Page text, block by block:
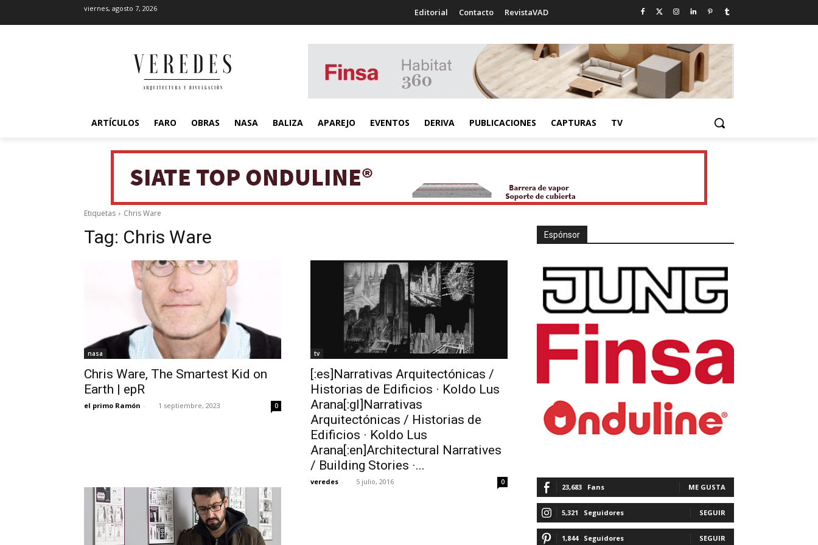
viernes, agosto 7, 2026 Editorial Contacto RevistaVAD
ARTÍCULOS FARO OBRAS NASA BALIZA APAREJO EVENTOS DERIVA PUBLICACIONES CAPTURAS TV
Etiquetas Chris Ware
Tag: Chris Ware
nasa
Chris Ware, The Smartest Kid on
Earth | epR
el primo Ramón - 1 septiembre, 2023 0
tv
[:es]Narrativas Arquitectónicas /
Historias de Edificios · Koldo Lus
Arana[:gl]Narrativas
Arquitectónicas / Historias de
Edificios · Koldo Lus
Arana[:en]Architectural Narratives
/ Building Stories ·...
veredes - 5 julio, 2016 0
Espónsor
23,683 Fans ME GUSTA
5,321 Seguidores SEGUIR
1,844 Seguidores SEGUIR